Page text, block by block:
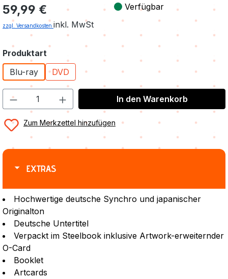
Regulärer Preis:
59,99 €
zzgl. Versandkosten inkl. MwSt
Verfügbar
Produktart
Blu-ray
DVD
In den Warenkorb
Zum Merkzettel hinzufügen
EXTRAS
Hochwertige deutsche Synchro und japanischer
Originalton
Deutsche Untertitel
Verpackt im Steelbook inklusive Artwork-erweiternder
O-Card
Booklet
Artcards